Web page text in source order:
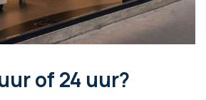
of 24 uur?